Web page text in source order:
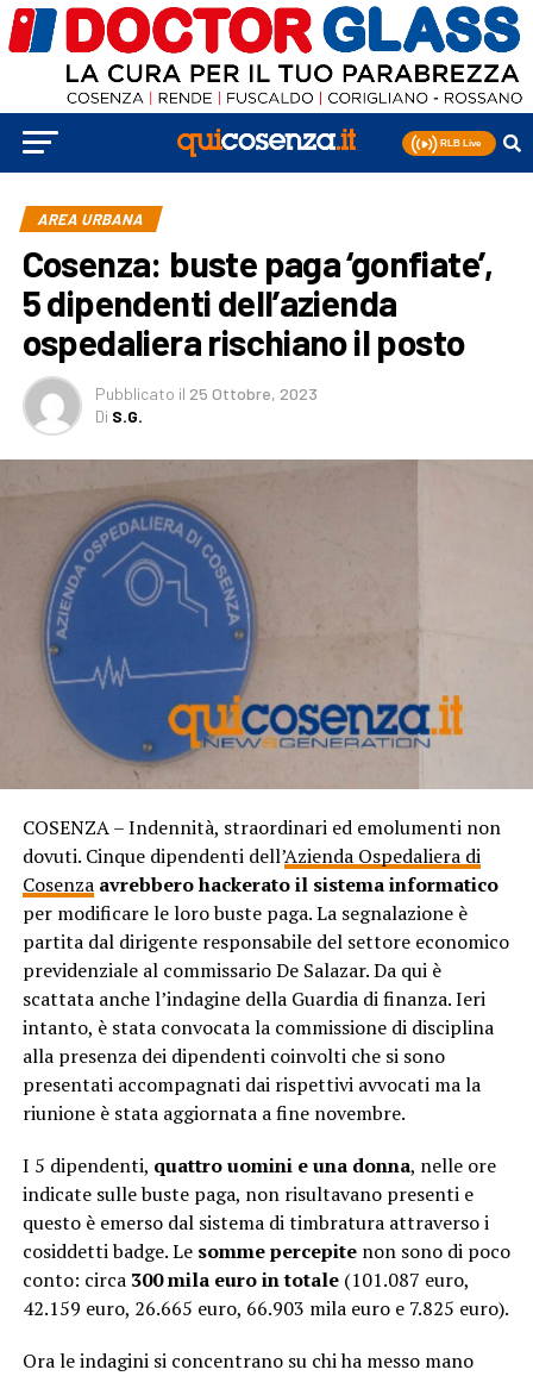
AREA URBANA
Cosenza: buste paga ‘gonfiate’,
5 dipendenti dell’azienda
ospedaliera rischiano il posto
Pubblicato il 25 Ottobre, 2023
Di S.G.
COSENZA – Indennità, straordinari ed emolumenti non
dovuti. Cinque dipendenti dell’Azienda Ospedaliera di
Cosenza avrebbero hackerato il sistema informatico
per modificare le loro buste paga. La segnalazione è
partita dal dirigente responsabile del settore economico
previdenziale al commissario De Salazar. Da qui è
scattata anche l’indagine della Guardia di finanza. Ieri
intanto, è stata convocata la commissione di disciplina
alla presenza dei dipendenti coinvolti che si sono
presentati accompagnati dai rispettivi avvocati ma la
riunione è stata aggiornata a fine novembre.
I 5 dipendenti, quattro uomini e una donna, nelle ore
indicate sulle buste paga, non risultavano presenti e
questo è emerso dal sistema di timbratura attraverso i
cosiddetti badge. Le somme percepitenon sono di poco
conto: circa 300 mila euro in totale (101.087 euro,
42.159 euro, 26.665 euro, 66.903 mila euro e 7.825 euro).
Ora le indagini si concentrano su chi ha messo mano